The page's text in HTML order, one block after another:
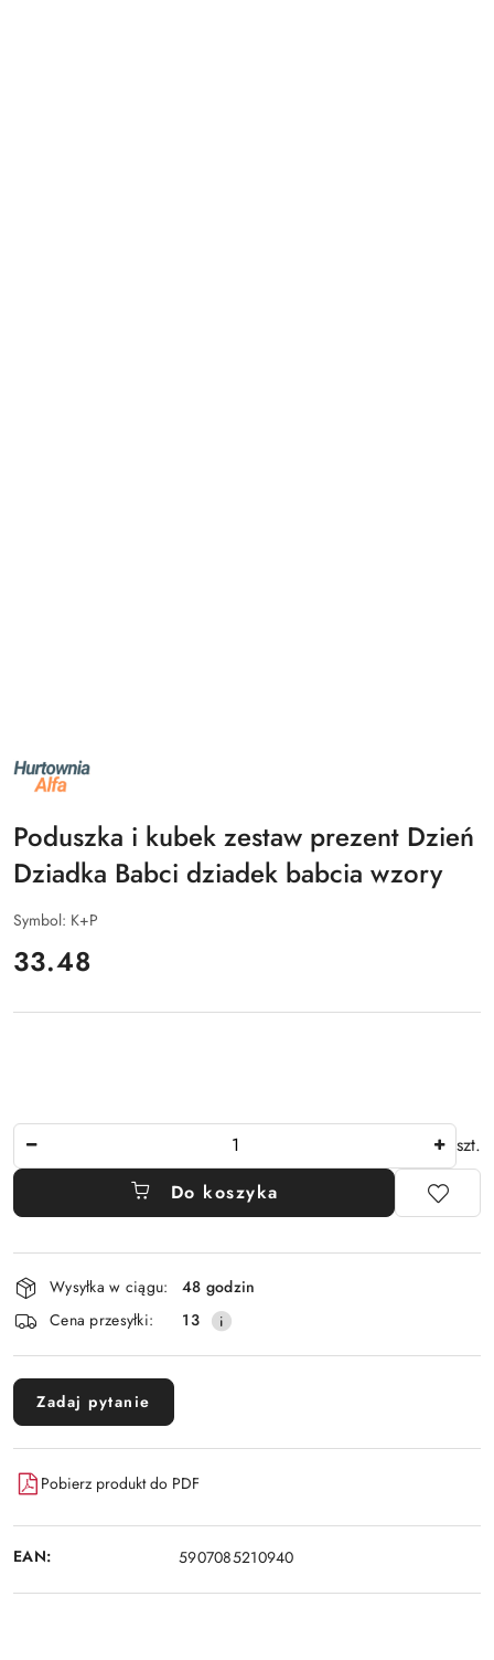
NAZWA
PRODUCENTA:
ALFA
Poduszka i kubek zestaw prezent Dzień
Dziadka Babci dziadek babcia wzory
Symbol: K+P
cena:
33.48
szt.
Do koszyka
Dostępność
i
dostawa
Wysyłka w ciągu:
48 godzin
Cena przesyłki:
13
Zadaj pytanie
Pobierz produkt do PDF
EAN: 5907085210940